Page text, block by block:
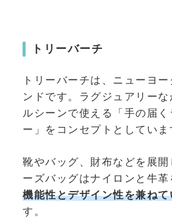
トリーバーチ
トリーバーチは、ニューヨ
ンドです。ラグジュアリー
ルシーンで使える「手の届く
ー」をコンセプトとしていま
靴やバッグ、財布などを展
ーズバッグはナイロンと牛
機能性とデザイン性を兼ねて
す。